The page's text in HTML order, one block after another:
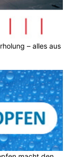
– alles aus
macht den